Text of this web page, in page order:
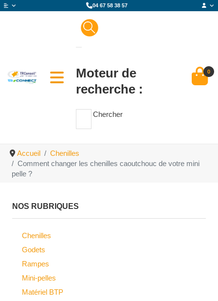
04 67 58 38 57
Moteur de
recherche :
Chercher
0
Accueil
Chenilles
Comment changer les chenilles caoutchouc de votre mini
pelle ?
NOS RUBRIQUES
Chenilles
Godets
Rampes
Mini-pelles
Matériel BTP